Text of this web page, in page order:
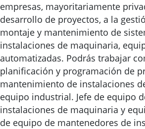
empresas, mayoritariamente
desarrollo de proyectos, a la
montaje y mantenimiento de
instalaciones de maquinaria,
automatizadas. Podrás trabajar
planificación y programación de
mantenimiento de instalaciones
equipo industrial. Jefe de equipo
instalaciones de maquinaria y
de equipo de mantenedores de